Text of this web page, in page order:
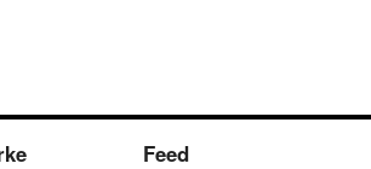
Feed